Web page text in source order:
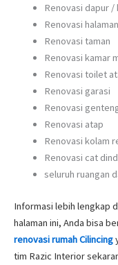
Renovasi dapur
Renovasi halaman
Renovasi taman
Renovasi kamar
Renovasi toilet
Renovasi garasi
Renovasi
Renovasi atap
Renovasi kolam
Renovasi cat
seluruh ruangan
Informasi lebih lengkap
halaman ini, Anda bisa
renovasi rumah Cilincing
tim Razic Interior